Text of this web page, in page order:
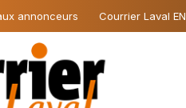
annonceurs Courrier Laval EN